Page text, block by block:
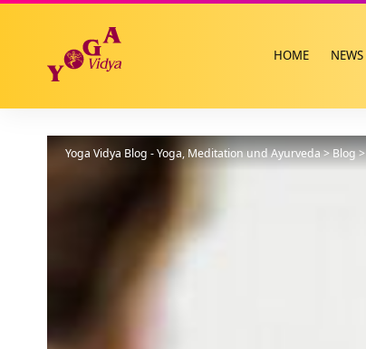
HOME NEWS
Yoga Vidya Blog - Yoga, Meditation und Ayurveda>Blog